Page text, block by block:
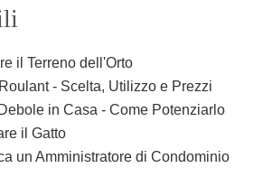
ail
di
vi
di
il Terreno dell'Orto
- Scelta, Utilizzo e Prezzi
in Casa - Come Potenziarlo
il Gatto
un Amministratore di Condominio